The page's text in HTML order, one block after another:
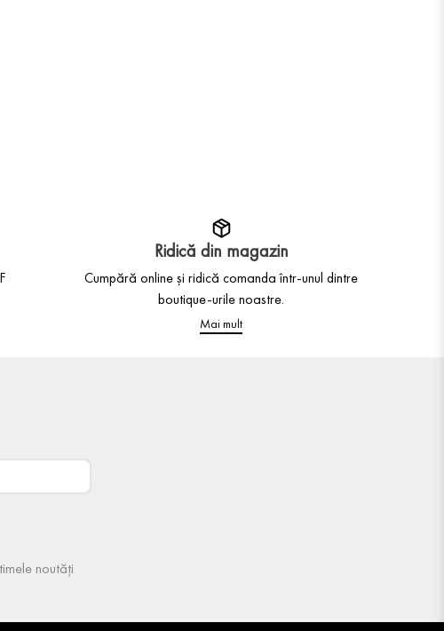
Ridică din magazin
Cumpără online și ridică comanda într-unul dintre
boutique-urile noastre.
Mai mult
noutăți